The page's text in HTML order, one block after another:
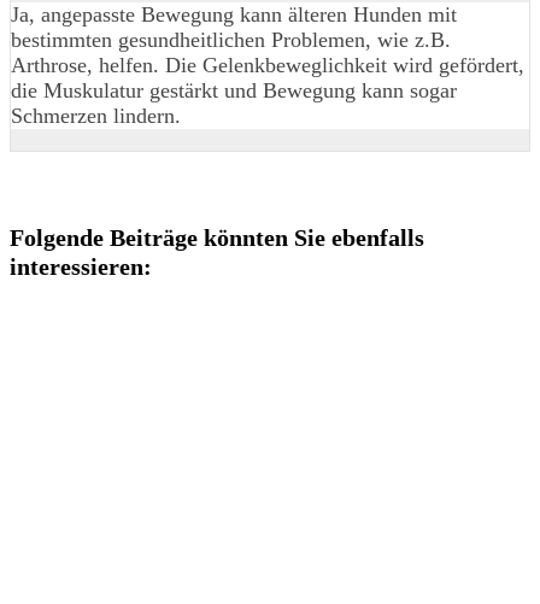
Ja, angepasste Bewegung kann älteren Hunden mit
bestimmten gesundheitlichen Problemen, wie z.B.
Arthrose, helfen. Die Gelenkbeweglichkeit wird gefördert,
die Muskulatur gestärkt und Bewegung kann sogar
Schmerzen lindern.
Folgende Beiträge könnten Sie ebenfalls
interessieren: